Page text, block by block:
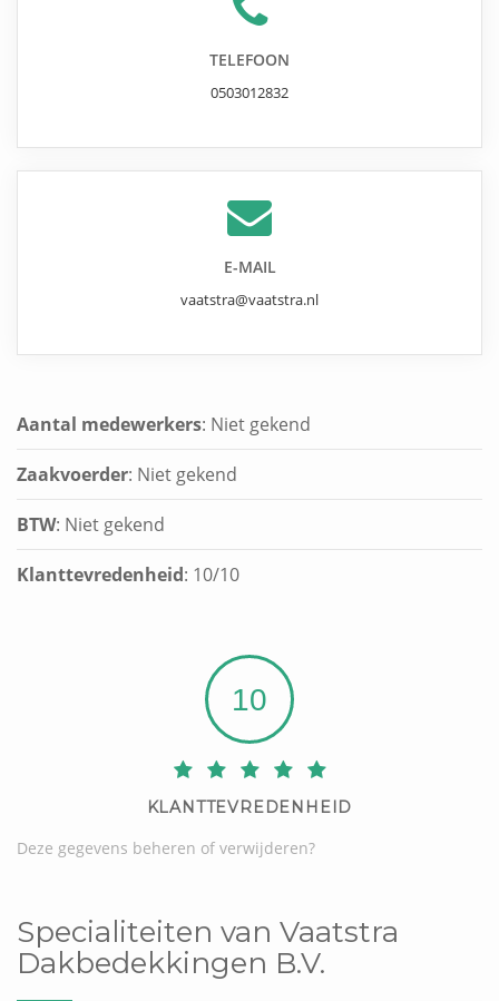
TELEFOON
0503012832
E-MAIL
vaatstra@vaatstra.nl
Aantal medewerkers: Niet gekend
Zaakvoerder: Niet gekend
BTW: Niet gekend
Klanttevredenheid: 10/10
10
KLANTTEVREDENHEID
Deze gegevens beheren of verwijderen?
Specialiteiten van Vaatstra
Dakbedekkingen B.V.